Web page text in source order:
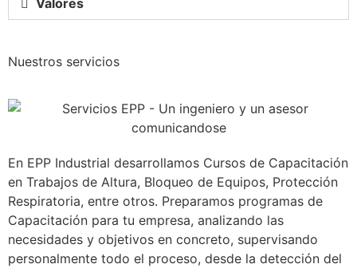
Valores
Nuestros servicios
En EPP Industrial desarrollamos Cursos de Capacitación
en Trabajos de Altura, Bloqueo de Equipos, Protección
Respiratoria, entre otros. Preparamos programas de
Capacitación para tu empresa, analizando las
necesidades y objetivos en concreto, supervisando
personalmente todo el proceso, desde la detección del